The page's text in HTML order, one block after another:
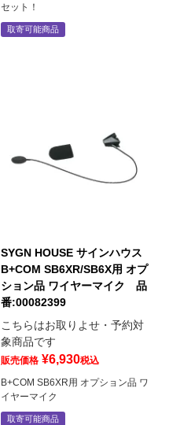
セット！
取寄可能商品
SYGN HOUSE サインハウス
B+COM SB6XR/SB6X用 オプ
ション品 ワイヤーマイク 品
番:00082399
こちらはお取りよせ・予約対
象商品です
販売価格 ¥6,930税込
B+COM SB6XR用 オプション品 ワ
イヤーマイク
取寄可能商品